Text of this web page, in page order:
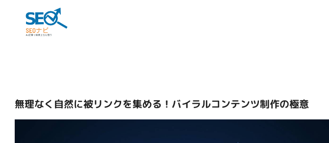
無理なく自然に被リンクを集める！バイラルコンテンツ制作の極意